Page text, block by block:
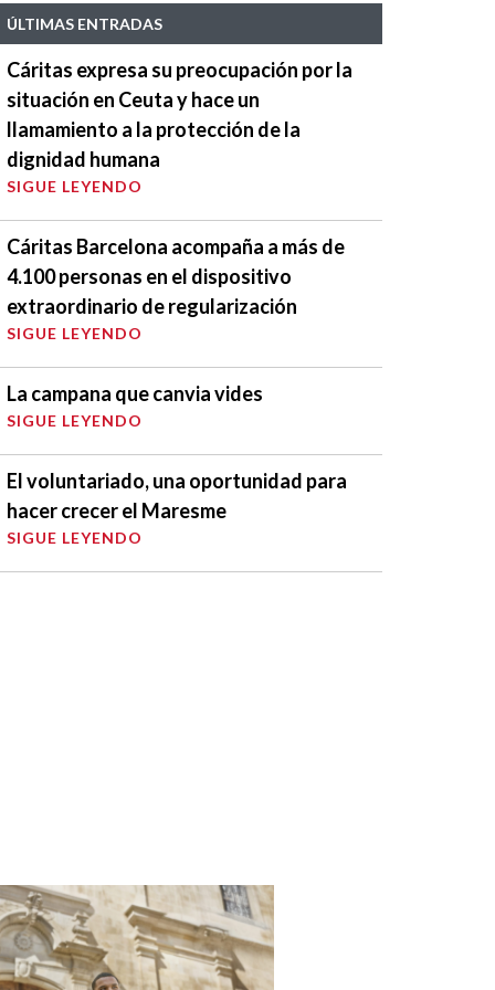
ÚLTIMAS ENTRADAS
Cáritas expresa su preocupación por la
situación en Ceuta y hace un
llamamiento a la protección de la
dignidad humana
SIGUE LEYENDO
Cáritas Barcelona acompaña a más de
4.100 personas en el dispositivo
extraordinario de regularización
SIGUE LEYENDO
La campana que canvia vides
SIGUE LEYENDO
El voluntariado, una oportunidad para
hacer crecer el Maresme
SIGUE LEYENDO